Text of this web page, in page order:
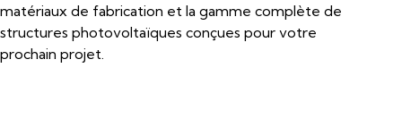
matériaux de fabrication et la gamme complète de
structures photovoltaïques conçues pour votre
prochain projet.